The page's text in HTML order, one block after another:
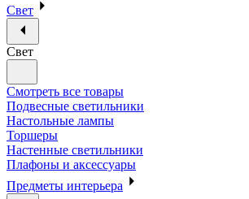
Свет
Свет
Смотреть все товары
Подвесные светильники
Настольные лампы
Торшеры
Настенные светильники
Плафоны и аксессуары
Предметы интерьера